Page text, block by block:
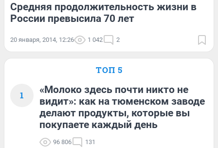
Средняя продолжительность жизни в
России превысила 70 лет
20 января, 2014, 12:26 1 042 2
ТОП 5
1
«Молоко здесь почти никто не
видит»: как на тюменском заводе
делают продукты, которые вы
покупаете каждый день
96 806 131